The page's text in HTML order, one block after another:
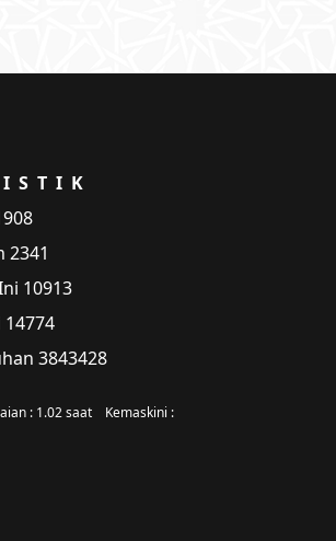
2341
10913
14774
3843428
: 1.02 saat Kemaskini :